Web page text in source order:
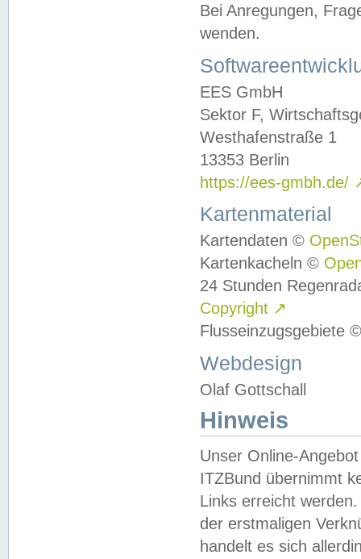
Bei Anregungen,
wenden.
EES GmbH
Sektor F,
Westhafenstraße 1
13353 Berlin
https://ees-gmbh.de/
Kartenmaterial
Kartendaten ©
Kartenkacheln ©
24 Stunden
Copyright ↗
Flusseinzugsgebiete
Webdesign
Olaf Gottschall
Hinweis
Unser Online-
ITZBund übernimmt
Links erreicht
der erstmaligen
handelt es sich